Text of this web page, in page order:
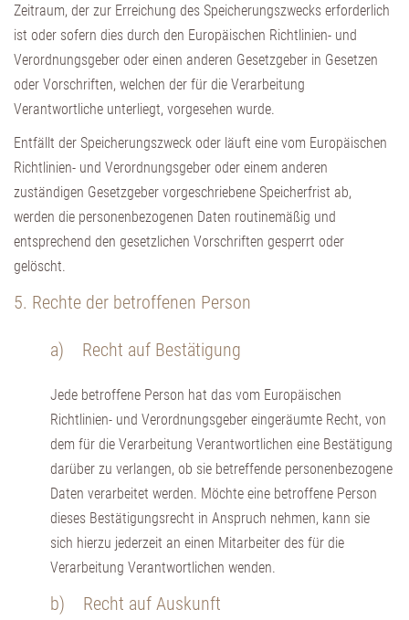
Zeitraum, der zur Erreichung des Speicherungszwecks erforderlich
ist oder sofern dies durch den Europäischen Richtlinien- und
Verordnungsgeber oder einen anderen Gesetzgeber in Gesetzen
oder Vorschriften, welchen der für die Verarbeitung
Verantwortliche unterliegt, vorgesehen wurde.
Entfällt der Speicherungszweck oder läuft eine vom Europäischen
Richtlinien- und Verordnungsgeber oder einem anderen
zuständigen Gesetzgeber vorgeschriebene Speicherfrist ab,
werden die personenbezogenen Daten routinemäßig und
entsprechend den gesetzlichen Vorschriften gesperrt oder
gelöscht.
5. Rechte der betroffenen Person
a) Recht auf Bestätigung
Jede betroffene Person hat das vom Europäischen
Richtlinien- und Verordnungsgeber eingeräumte Recht, von
dem für die Verarbeitung Verantwortlichen eine Bestätigung
darüber zu verlangen, ob sie betreffende personenbezogene
Daten verarbeitet werden. Möchte eine betroffene Person
dieses Bestätigungsrecht in Anspruch nehmen, kann sie
sich hierzu jederzeit an einen Mitarbeiter des für die
Verarbeitung Verantwortlichen wenden.
b) Recht auf Auskunft